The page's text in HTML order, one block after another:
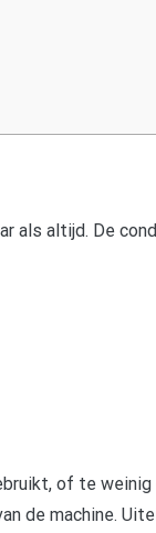
als altijd. De
of te
de machine.